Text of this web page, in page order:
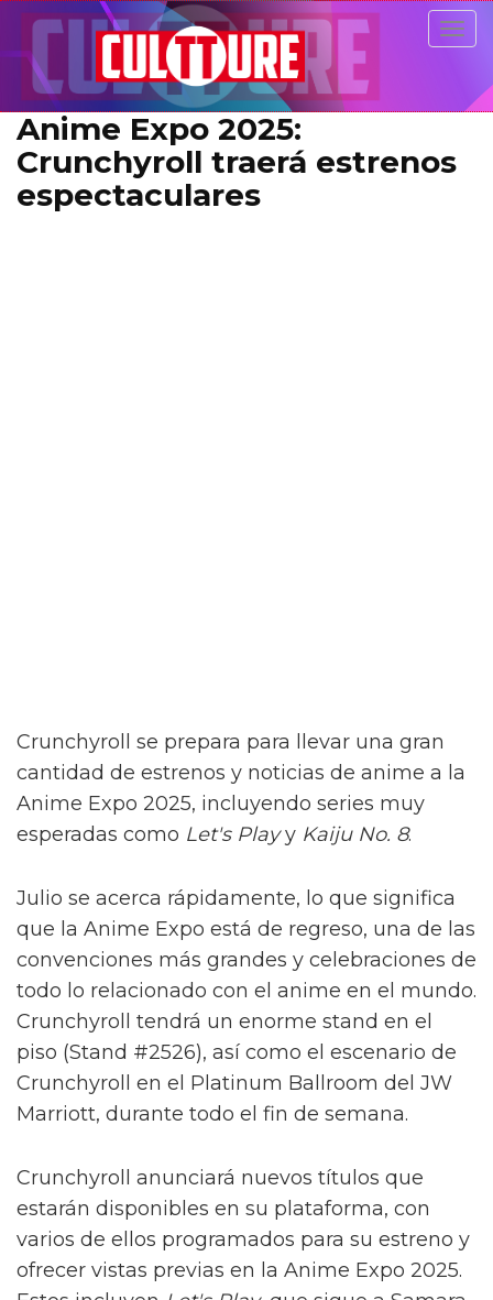
Anime Expo 2025:
Crunchyroll traerá estrenos
espectaculares
Crunchyroll se prepara para llevar una gran
cantidad de estrenos y noticias de anime a la
Anime Expo 2025, incluyendo series muy
esperadas como Let's Playy Kaiju No. 8.
Julio se acerca rápidamente, lo que significa
que la Anime Expo está de regreso, una de las
convenciones más grandes y celebraciones de
todo lo relacionado con el anime en el mundo.
Crunchyroll tendrá un enorme stand en el
piso (Stand #2526), así como el escenario de
Crunchyroll en el Platinum Ballroom del JW
Marriott, durante todo el fin de semana.
Crunchyroll anunciará nuevos títulos que
estarán disponibles en su plataforma, con
varios de ellos programados para su estreno y
ofrecer vistas previas en la Anime Expo 2025.